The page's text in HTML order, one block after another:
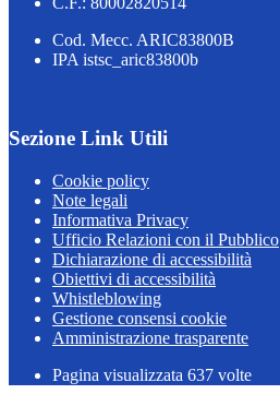
Cod. Mecc. ARIC83800B
IPA istsc_aric83800b
Sezione Link Utili
Cookie policy
Note legali
Informativa Privacy
Ufficio Relazioni con il Pubblico
Dichiarazione di accessibilità
Obiettivi di accessibilità
Whistleblowing
Gestione consensi cookie
Amministrazione trasparente
Pagina visualizzata 637 volte